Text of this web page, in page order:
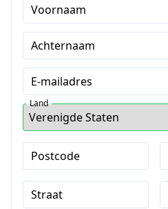
Voornaam
Achternaam
E-mailadres
Land
Postcode
Straat